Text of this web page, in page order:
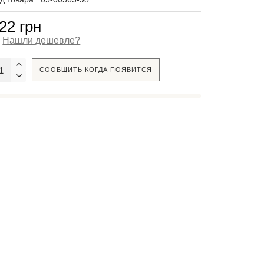
грн
Нашли дешевле?
СООБЩИТЬ КОГДА ПОЯВИТСЯ